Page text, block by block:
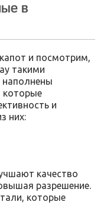
в
и посмотрим,
такими
которые
и
них:
качество
разрешение.
которые